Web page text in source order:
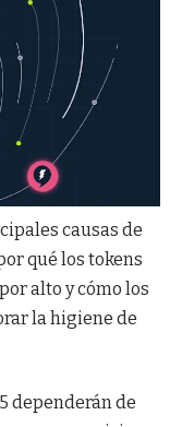
causas de
qué los tokens
alto y cómo los
la higiene de
dependerán de